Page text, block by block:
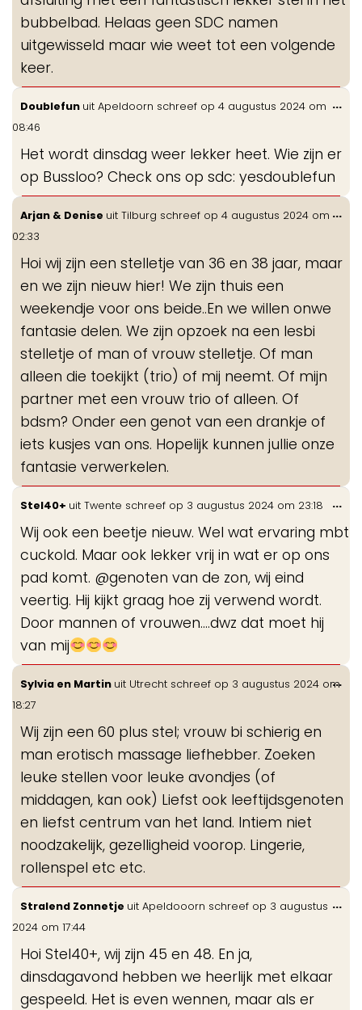
bubbelbad. Helaas geen SDC namen
uitgewisseld maar wie weet tot een volgende
keer.
Doublefun uit Apeldoorn schreef op 4 augustus 2024 om
08:46
Het wordt dinsdag weer lekker heet. Wie zijn er
op Bussloo? Check ons op sdc: yesdoublefun
...
Arjan & Denise uit Tilburg schreef op 4 augustus 2024 om
02:33
Hoi wij zijn een stelletje van 36 en 38 jaar, maar
en we zijn nieuw hier! We zijn thuis een
weekendje voor ons beide..En we willen onwe
fantasie delen. We zijn opzoek na een lesbi
stelletje of man of vrouw stelletje. Of man
alleen die toekijkt (trio) of mij neemt. Of mijn
partner met een vrouw trio of alleen. Of
bdsm? Onder een genot van een drankje of
iets kusjes van ons. Hopelijk kunnen jullie onze
fantasie verwerkelen.
...
Stel40+ uit Twente schreef op 3 augustus 2024 om 23:18
Wij ook een beetje nieuw. Wel wat ervaring mbt
cuckold. Maar ook lekker vrij in wat er op ons
pad komt. @genoten van de zon, wij eind
veertig. Hij kijkt graag hoe zij verwend wordt.
Door mannen of vrouwen....dwz dat moet hij
van mij
...
Sylvia en Martin uit Utrecht schreef op 3 augustus 2024 om
18:27
Wij zijn een 60 plus stel; vrouw bi schierig en
man erotisch massage liefhebber. Zoeken
leuke stellen voor leuke avondjes (of
middagen, kan ook) Liefst ook leeftijdsgenoten
en liefst centrum van het land. Intiem niet
noodzakelijk, gezelligheid voorop. Lingerie,
rollenspel etc etc.
...
Stralend Zonnetje uit Apeldooorn schreef op 3 augustus
2024 om 17:44
Hoi Stel40+, wij zijn 45 en 48. En ja,
dinsdagavond hebben we heerlijk met elkaar
gespeeld. Het is even wennen, maar als er
...